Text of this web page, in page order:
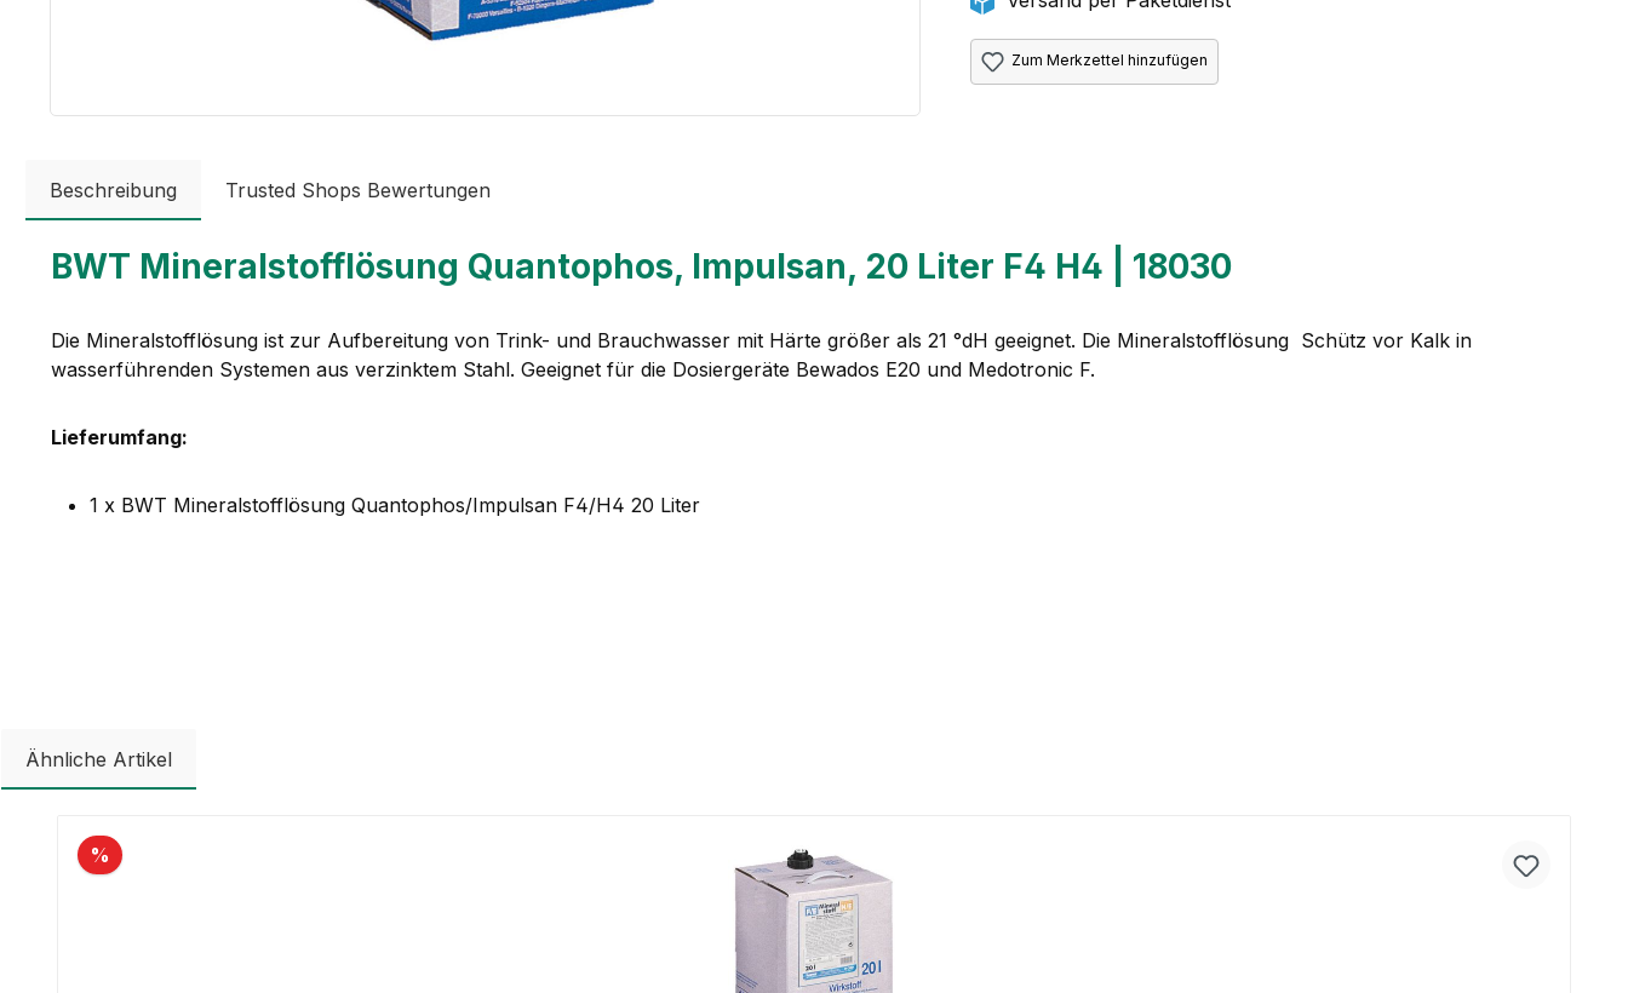
Zum Merkzettel hinzufügen
Beschreibung Trusted Shops Bewertungen
BWT Mineralstofflösung Quantophos, Impulsan, 20 Liter F4 H4 | 18030
Die Mineralstofflösung ist zur Aufbereitung von Trink- und Brauchwasser mit Härte größer als 21 °dH geeignet. Die Mineralstofflösung Schütz vor Kalk in
wasserführenden Systemen aus verzinktem Stahl. Geeignet für die Dosiergeräte Bewados E20 und Medotronic F.
Lieferumfang:
1 x BWT Mineralstofflösung Quantophos/Impulsan F4/H4 20 Liter
Ähnliche Artikel
%